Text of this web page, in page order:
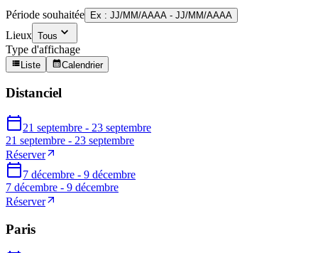
Période souhaitée Ex : JJ/MM/AAAA - JJ/MM/AAAA
Lieux Tous
Type d'affichage
Liste Calendrier
Distanciel
21 septembre - 23 septembre
21 septembre - 23 septembre
Réserver
7 décembre - 9 décembre
7 décembre - 9 décembre
Réserver
Paris